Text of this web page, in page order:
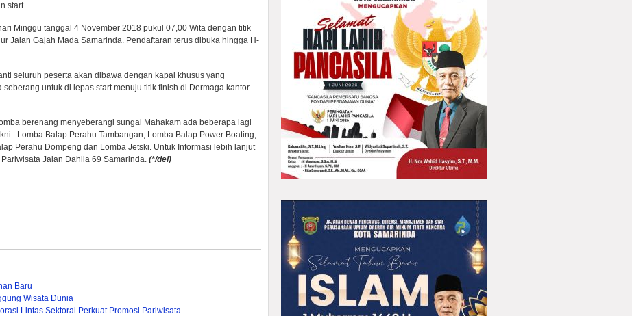
start.
Minggu tanggal 4 November 2018 pukul 07,00 Wita dengan titik
Jalan Gajah Mada Samarinda. Pendaftaran terus dibuka hingga H-
seluruh peserta akan dibawa dengan kapal khusus yang
untuk di lepas start menuju titik finish di Dermaga kantor
berenang menyeberangi sungai Mahakam ada beberapa lagi
: Lomba Balap Perahu Tambangan, Lomba Balap Power Boating,
Perahu Dompeng dan Lomba Jetski. Untuk Informasi lebih lanjut
Jalan Dahlia 69 Samarinda. (*/del)
Baru
Wisata Dunia
Lintas Sektoral Perkuat Promosi Pariwisata